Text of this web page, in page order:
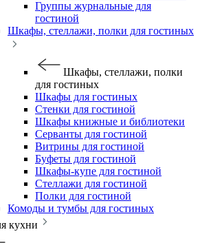
Группы журнальные для
гостиной
Шкафы, стеллажи, полки для гостиных
Шкафы, стеллажи, полки
для гостиных
Шкафы для гостиных
Стенки для гостиной
Шкафы книжные и библиотеки
Серванты для гостиной
Витрины для гостиной
Буфеты для гостиной
Шкафы-купе для гостиной
Стеллажи для гостиной
Полки для гостиной
Комоды и тумбы для гостиных
кухни